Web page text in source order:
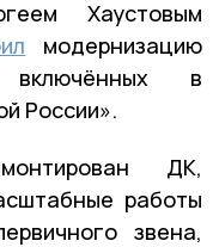
Хаустовым
модернизацию
включённых в
России».
ДК,
работы
звена,